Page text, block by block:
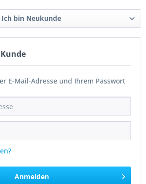
Ich bin Neukunde
E-Mail-Adresse und Ihrem Passwort
Anmelden